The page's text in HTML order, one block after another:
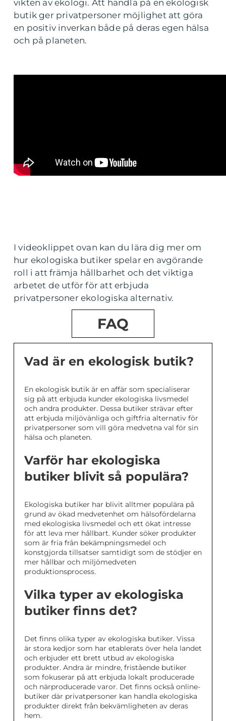
vikten av ekologi. Att handla på en ekologisk
butik ger privatpersoner möjlighet att göra
en positiv inverkan både på deras egen hälsa
och på planeten.
I videoklippet ovan kan du lära dig mer om
hur ekologiska butiker spelar en avgörande
roll i att främja hållbarhet och det viktiga
arbetet de utför för att erbjuda
privatpersoner ekologiska alternativ.
FAQ
Vad är en ekologisk butik?
En ekologisk butik är en affär som specialiserar
sig på att erbjuda kunder ekologiska livsmedel
och andra produkter. Dessa butiker strävar efter
att erbjuda miljövänliga och giftfria alternativ för
privatpersoner som vill göra medvetna val för sin
hälsa och planeten.
Varför har ekologiska
butiker blivit så populära?
Ekologiska butiker har blivit alltmer populära på
grund av ökad medvetenhet om hälsofördelarna
med ekologiska livsmedel och ett ökat intresse
för att leva mer hållbart. Kunder söker produkter
som är fria från bekämpningsmedel och
konstgjorda tillsatser samtidigt som de stödjer en
mer hållbar och miljömedveten
produktionsprocess.
Vilka typer av ekologiska
butiker finns det?
Det finns olika typer av ekologiska butiker. Vissa
är stora kedjor som har etablerats över hela landet
och erbjuder ett brett utbud av ekologiska
produkter. Andra är mindre, fristående butiker
som fokuserar på att erbjuda lokalt producerade
och närproducerade varor. Det finns också online-
butiker där privatpersoner kan handla ekologiska
produkter direkt från bekvämligheten av deras
hem.